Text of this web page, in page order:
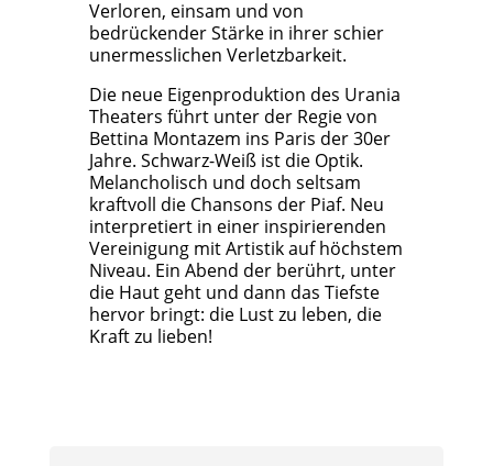
Verloren, einsam und von
bedrückender Stärke in ihrer schier
unermesslichen Verletzbarkeit.
Die neue Eigenproduktion des Urania
Theaters führt unter der Regie von
Bettina Montazem ins Paris der 30er
Jahre. Schwarz-Weiß ist die Optik.
Melancholisch und doch seltsam
kraftvoll die Chansons der Piaf. Neu
interpretiert in einer inspirierenden
Vereinigung mit Artistik auf höchstem
Niveau. Ein Abend der berührt, unter
die Haut geht und dann das Tiefste
hervor bringt: die Lust zu leben, die
Kraft zu lieben!